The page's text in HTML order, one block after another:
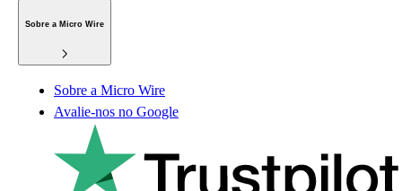
Sobre a Micro Wire
Sobre a Micro Wire
Avalie-nos no Google